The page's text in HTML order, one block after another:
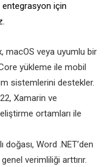
entegrasyon için
macOS veya uyumlu bir
yükleme ile mobil
sistemlerini destekler.
Xamarin ve
ortamları ile
Word .NET’den
verimliliği arttırır.